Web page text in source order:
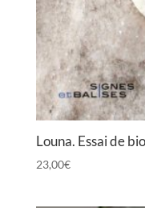
Louna. Essai de
23,00€